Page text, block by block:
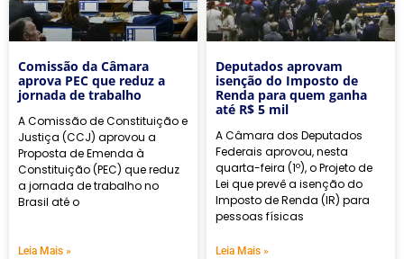
Comissão da Câmara
aprova PEC que reduz a
jornada de trabalho
A Comissão de Constituição e
Justiça (CCJ) aprovou a
Proposta de Emenda à
Constituição (PEC) que reduz
a jornada de trabalho no
Brasil até o
Leia Mais »
Deputados aprovam
isenção do Imposto de
Renda para quem ganha
até R$ 5 mil
A Câmara dos Deputados
Federais aprovou, nesta
quarta-feira (1º), o Projeto de
Lei que prevê a isenção do
Imposto de Renda (IR) para
pessoas físicas
Leia Mais »